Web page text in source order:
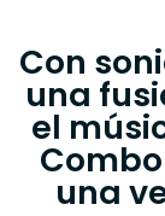
Con
una
el
una